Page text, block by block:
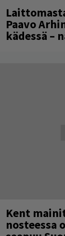
Paavo
kädessä –
Kent
nosteessa